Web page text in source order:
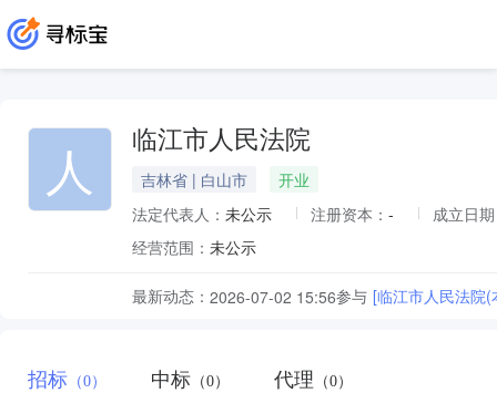
人 临江市人民法院
吉林省 | 白山市
开业
法定代表人： 未公示 注册资本： -
成立日
经营范围： 未公示
最新动态： 2026-07-02 15:56参与 [临江市人民法院
招标 （0） 中标 （0） 代理 （0）